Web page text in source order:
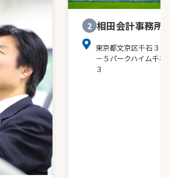
2 相田会計事務所
東京都文京区千石３－
－５パークハイム千石
３